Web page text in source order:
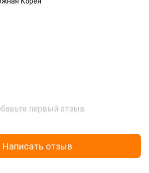
первый отзыв
Написать отзыв